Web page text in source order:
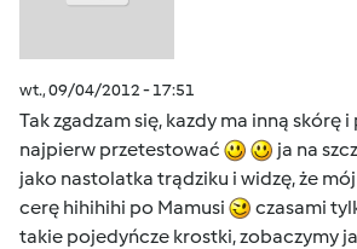
wt., 09/04/2012 - 17:51
Tak zgadzam się, kazdy ma inną skórę
najpierw przetestować
ja na
jako nastolatka trądziku i widzę, że
cerę hihihihi po Mamusi
czasami
takie pojedyńcze krostki, zobaczymy